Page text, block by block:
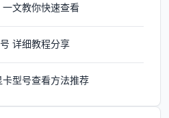
文教你快速查看
详细教程分享
型号查看方法推荐